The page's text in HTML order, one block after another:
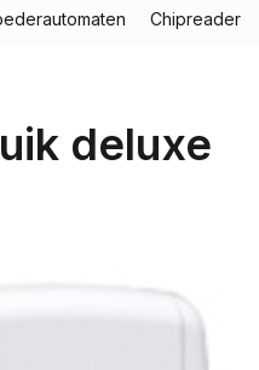
Chipreader
deluxe